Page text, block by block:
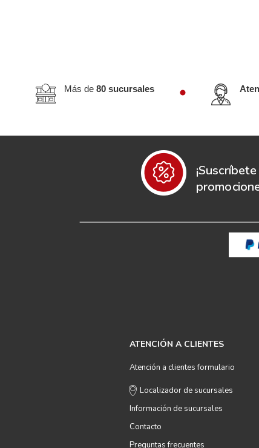
Más de 80 sucursales
ATENCIÓN A CLIENTES
Atención a clientes formulario
Localizador de sucursales
Información de sucursales
Contacto
Preguntas frecuentes